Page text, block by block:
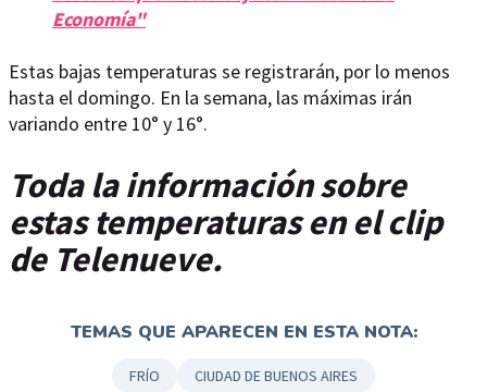
Economía"
Estas bajas temperaturas se registrarán, por lo menos
hasta el domingo. En la semana, las máximas irán
variando entre 10° y 16°.
Toda la información sobre
estas temperaturas en el clip
de Telenueve.
TEMAS QUE APARECEN EN ESTA NOTA:
FRÍO CIUDAD DE BUENOS AIRES